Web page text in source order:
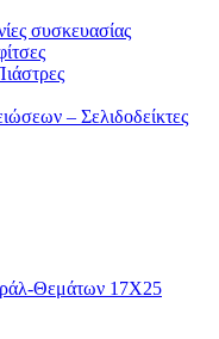
συσκευασίας
– Σελιδοδείκτες
Θεμάτων 17Χ25